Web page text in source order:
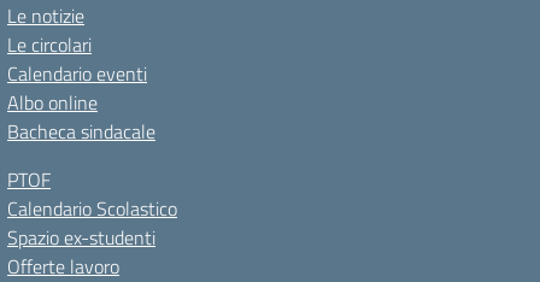
Le notizie
Le circolari
Calendario eventi
Albo online
Bacheca sindacale
PTOF
Calendario Scolastico
Spazio ex-studenti
Offerte lavoro